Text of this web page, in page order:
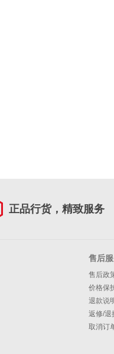
正品行货，精致服务
售后
售后政
价格保
退款说
返修/退
取消订